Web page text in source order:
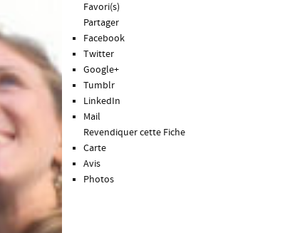
Favori(s)
Partager
Facebook
Twitter
Google+
Tumblr
LinkedIn
Mail
Revendiquer cette Fiche
Carte
Avis
Photos